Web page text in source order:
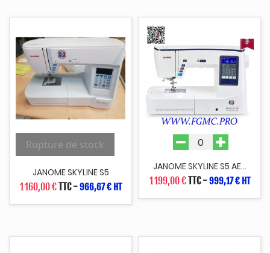
Rupture de stock
JANOME SKYLINE S5
1 160,00 €TTC-966,67 € HT
JANOME SKYLINE S5 AE...
1 199,00 €TTC-999,17 € HT